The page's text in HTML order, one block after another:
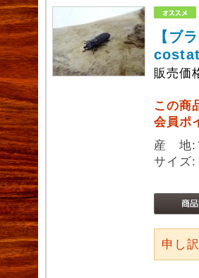
【ブ
販売価
この商
会員ポ
産 地:
サイ
申し